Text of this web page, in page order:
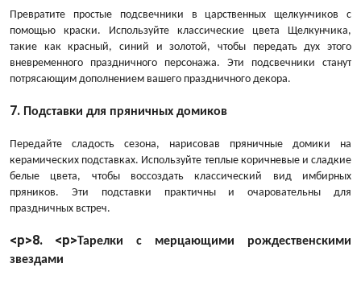
Превратите простые подсвечники в царственных щелкунчиков с
помощью краски. Используйте классические цвета Щелкунчика,
такие как красный, синий и золотой, чтобы передать дух этого
вневременного праздничного персонажа. Эти подсвечники станут
потрясающим дополнением вашего праздничного декора.
7. Подставки для пряничных домиков
Передайте сладость сезона, нарисовав пряничные домики на
керамических подставках. Используйте теплые коричневые и сладкие
белые цвета, чтобы воссоздать классический вид имбирных
пряников. Эти подставки практичны и очаровательны для
праздничных встреч.
<р>8. <р>Тарелки с мерцающими рождественскими
звездами